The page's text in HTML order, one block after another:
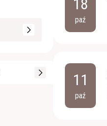
18
paź
11
paź